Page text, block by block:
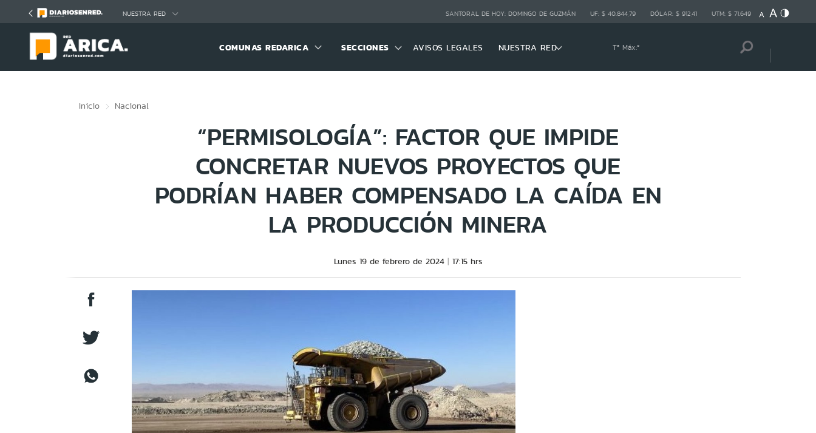
NUESTRA RED SANTORAL DE HOY: DOMINGO DE GUZMÁN UF: $ 40.844,79 DÓLAR: $ 912,41 UTM: $ 71.649
COMUNAS REDARICA SECCIONES AVISOS LEGALES NUESTRA RED Tª Máx:º
Inicio Nacional
“PERMISOLOGÍA”: FACTOR QUE IMPIDE
CONCRETAR NUEVOS PROYECTOS QUE
PODRÍAN HABER COMPENSADO LA CAÍDA EN
LA PRODUCCIÓN MINERA
Lunes 19 de febrero de 2024 17:15 hrs